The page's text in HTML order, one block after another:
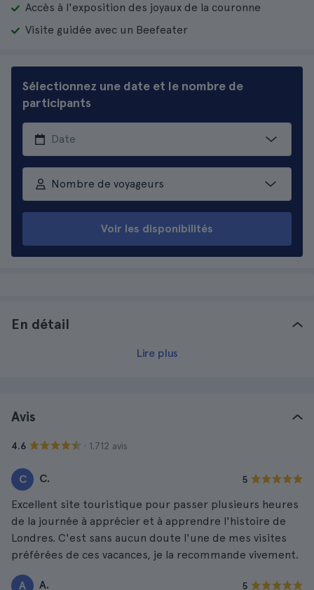
Accès à l'exposition des joyaux de la couronne
Visite guidée avec un Beefeater
Sélectionnez une date et le nombre de
participants
Nombre de voyageurs
Voir les disponibilités
En détail
Lire plus
Avis
4.6 · 1.712 avis
C C. 5
Excellent site touristique pour passer plusieurs heures
de la journée à apprécier et à apprendre l'histoire de
Londres. C'est sans aucun doute l'une de mes visites
préférées de ces vacances, je la recommande vivement.
A A. 5